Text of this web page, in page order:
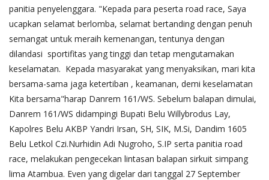
panitia penyelenggara. "Kepada para peserta road race, Saya
ucapkan selamat berlomba, selamat bertanding dengan penuh
semangat untuk meraih kemenangan, tentunya dengan
dilandasi sportifitas yang tinggi dan tetap mengutamakan
keselamatan. Kepada masyarakat yang menyaksikan, mari kita
bersama-sama jaga ketertiban , keamanan, demi keselamatan
Kita bersama"harap Danrem 161/WS. Sebelum balapan dimulai,
Danrem 161/WS didampingi Bupati Belu Willybrodus Lay,
Kapolres Belu AKBP Yandri Irsan, SH, SIK, M.Si, Dandim 1605
Belu Letkol Czi.Nurhidin Adi Nugroho, S.IP serta panitia road
race, melakukan pengecekan lintasan balapan sirkuit simpang
lima Atambua. Even yang digelar dari tanggal 27 September